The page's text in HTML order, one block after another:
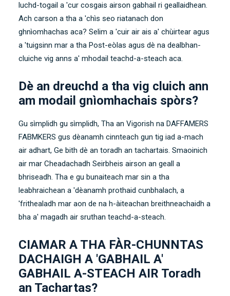
luchd-togail a 'cur cosgais airson gabhail ri geallaidhean.
Ach carson a tha a 'chìs seo riatanach don
ghnìomhachas aca? Selim a 'cuir air ais a' chùirtear agus
a 'tuigsinn mar a tha Post-eòlas agus dè na dealbhan-
cluiche vig anns a' mhodail teachd-a-steach aca.
Dè an dreuchd a tha vig cluich ann
am modail gnìomhachais spòrs?
Gu sìmplidh gu sìmplidh, Tha an Vigorish na DAFFAMERS
FABMKERS gus dèanamh cinnteach gun tig iad a-mach
air adhart, Ge bith dè an toradh an tachartais. Smaoinich
air mar Cheadachadh Seirbheis airson an geall a
bhriseadh. Tha e gu bunaiteach mar sin a tha
leabhraichean a 'dèanamh prothaid cunbhalach, a
'frithealadh mar aon de na h-àiteachan breithneachaidh a
bha a' magadh air sruthan teachd-a-steach.
CIAMAR A THA FÀR-CHUNNTAS
DACHAIGH A 'GABHAIL A'
GABHAIL A-STEACH AIR Toradh
an Tachartas?